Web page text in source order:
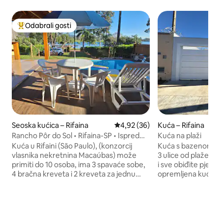
Među najviše rangiranima s oznakom „Odabrali gosti”
Odabrali gosti
Seoska kućica – Rifaina Prosječna ocjena: 4,92/5,
4,92 (36)
Rancho Pôr do Sol • Rifaina-SP • Ispred
vode
Kuća u Rifaini (São Paulo), (konzorcij
vlasnika nekretnina Macaúbas) može
primiti do 10 osoba, ima 3 spavaće sobe,
4 bračna kreveta i 2 kreveta za jednu
Kuća – Rifaina
Kuća na plaži
Kuća s bazenom
3 ulice od plaže u
i sve obiđite
opremljena kuća